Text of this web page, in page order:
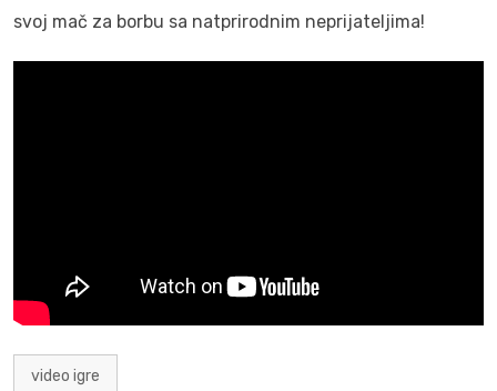
svoj mač za borbu sa natprirodnim neprijateljima!
video igre